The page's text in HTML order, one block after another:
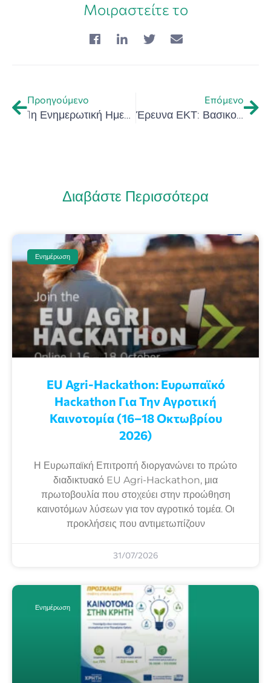
Μοιραστείτε το
Προηγούμενο
1η Ενημερωτική Ημερίδα (Info Day) της Θερμοκοιτίδας Επιχειρηματικότητας C Nest Accelerator
Επόμενο
Έρευνα ΕΚΤ: Βασικοί Δείκτες Έρευνας και Ανάπτυξης για δαπάνες και προσωπικό το 2023 στην Ελλάδα – Η θέση της Κρήτης
Διαβάστε Περισσότερα
Ενημέρωση
EU Agri-Hackathon: Eυρωπαϊκό
Ηackathon Για Την Αγροτική
Καινοτομία (16–18 Οκτωβρίου
2026)
Η Ευρωπαϊκή Επιτροπή διοργανώνει το πρώτο
διαδικτυακό EU Agri-Hackathon, μια
πρωτοβουλία που στοχεύει στην προώθηση
καινοτόμων λύσεων για τον αγροτικό τομέα. Οι
προκλήσεις που αντιμετωπίζουν
31/07/2026
Ενημέρωση